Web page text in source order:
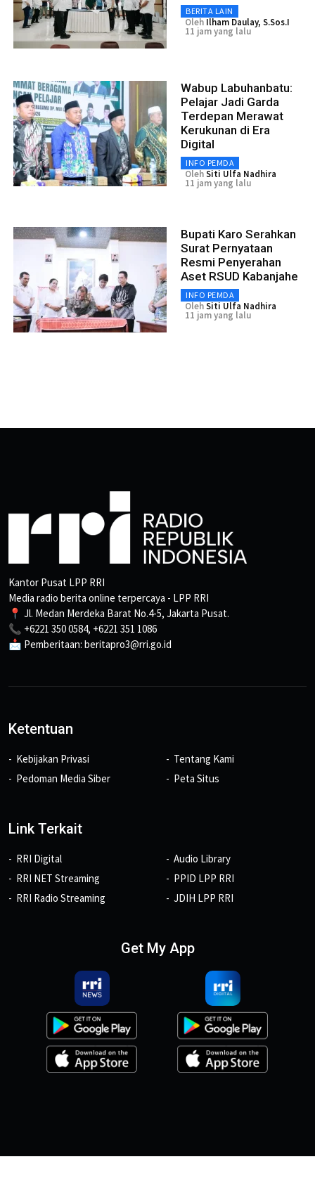
BERITA LAIN
Oleh Ilham Daulay, S.Sos.I
11 jam yang lalu
Wabup Labuhanbatu:
Pelajar Jadi Garda
Terdepan Merawat
Kerukunan di Era
Digital
INFO PEMDA
OlehSiti Ulfa Nadhira
11 jam yang lalu
Bupati Karo Serahkan
Surat Pernyataan
Resmi Penyerahan
Aset RSUD Kabanjahe
INFO PEMDA
OlehSiti Ulfa Nadhira
11 jam yang lalu
Kantor Pusat LPP RRI
Media radio berita online terpercaya - LPP RRI
📍 Jl. Medan Merdeka Barat No.4-5, Jakarta Pusat.
📞 +6221 350 0584, +6221 351 1086
📩 Pemberitaan: beritapro3@rri.go.id
Ketentuan
Kebijakan Privasi
Pedoman Media Siber
Tentang Kami
Peta Situs
Link Terkait
RRI Digital
RRI NET Streaming
RRI Radio Streaming
Audio Library
PPID LPP RRI
JDIH LPP RRI
Get My App